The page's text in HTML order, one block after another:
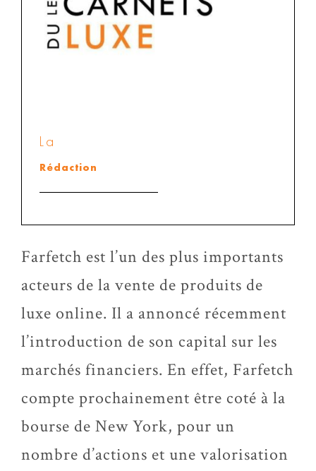
La
Rédaction
Farfetch est l’un des plus importants
acteurs de la vente de produits de
luxe online. Il a annoncé récemment
l’introduction de son capital sur les
marchés financiers. En effet, Farfetch
compte prochainement être coté à la
bourse de New York, pour un
nombre d’actions et une valorisation